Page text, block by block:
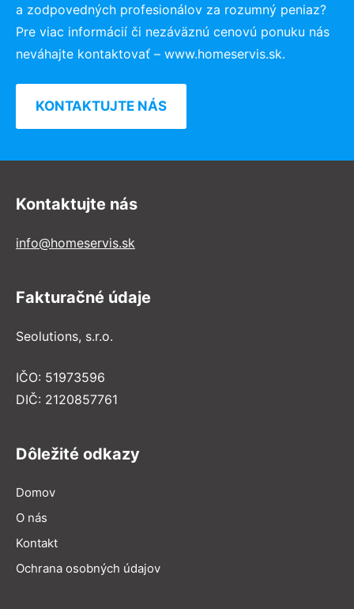
a zodpovedných profesionálov za rozumný peniaz?
Pre viac informácií či nezáväznú cenovú ponuku nás
neváhajte kontaktovať – www.homeservis.sk.
KONTAKTUJTE NÁS
Kontaktujte nás
info@homeservis.sk
Fakturačné údaje
Seolutions, s.r.o.
IČO: 51973596
DIČ: 2120857761
Dôležité odkazy
Domov
O nás
Kontakt
Ochrana osobných údajov